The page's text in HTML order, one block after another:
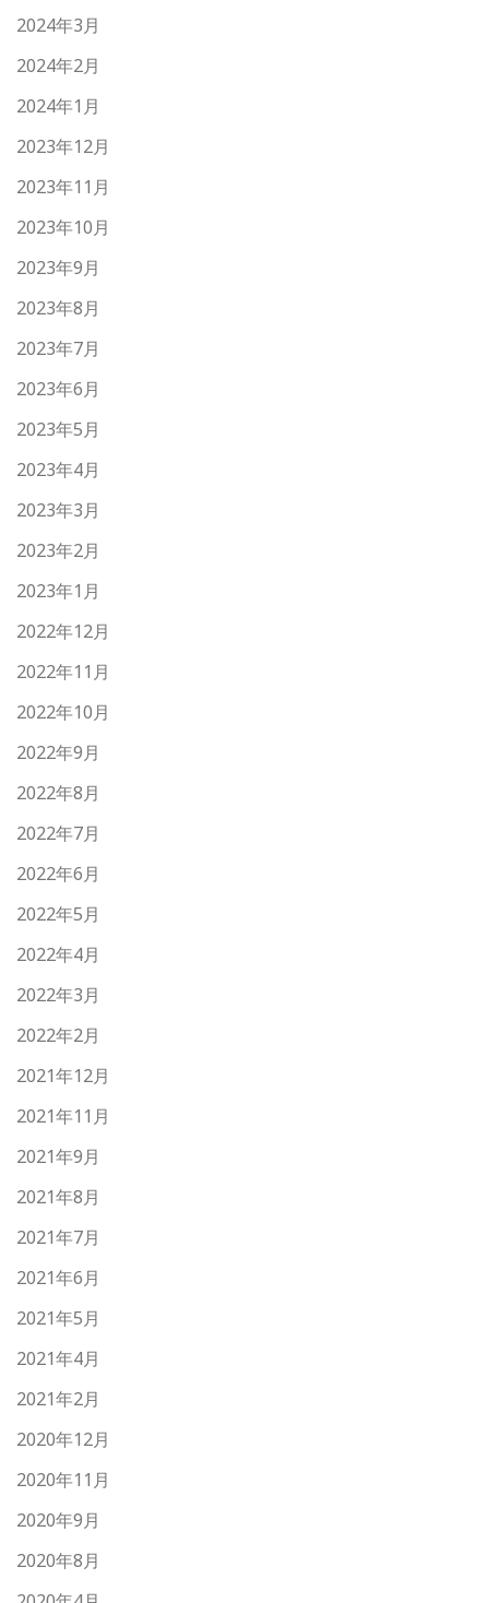
2024年3月
2024年2月
2024年1月
2023年12月
2023年11月
2023年10月
2023年9月
2023年8月
2023年7月
2023年6月
2023年5月
2023年4月
2023年3月
2023年2月
2023年1月
2022年12月
2022年11月
2022年10月
2022年9月
2022年8月
2022年7月
2022年6月
2022年5月
2022年4月
2022年3月
2022年2月
2021年12月
2021年11月
2021年9月
2021年8月
2021年7月
2021年6月
2021年5月
2021年4月
2021年2月
2020年12月
2020年11月
2020年9月
2020年8月